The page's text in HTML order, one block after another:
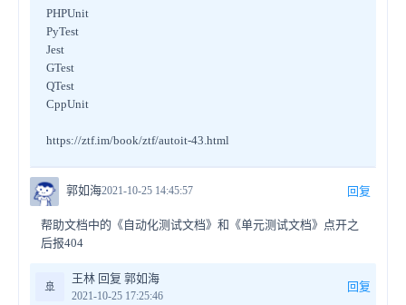
PHPUnit
PyTest
Jest
GTest
QTest
CppUnit
https://ztf.im/book/ztf/autoit-43.html
郭如海2021-10-25 14:45:57 回复
帮助文档中的《自动化测试文档》和《单元测试文档》点开之
后报404
🚢
王林 回复 郭如海
2021-10-25 17:25:46
回复